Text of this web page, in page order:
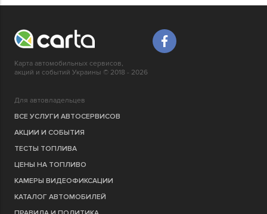
Карта автомобильных сервисов,
акций и событий Украины © 2018 - 2026
Для автовладельцев
ВСЕ УСЛУГИ АВТОСЕРВИСОВ
АКЦИИ И СОБЫТИЯ
ТЕСТЫ ТОПЛИВА
ЦЕНЫ НА ТОПЛИВО
КАМЕРЫ ВИДЕОФИКСАЦИИ
КАТАЛОГ АВТОМОБИЛЕЙ